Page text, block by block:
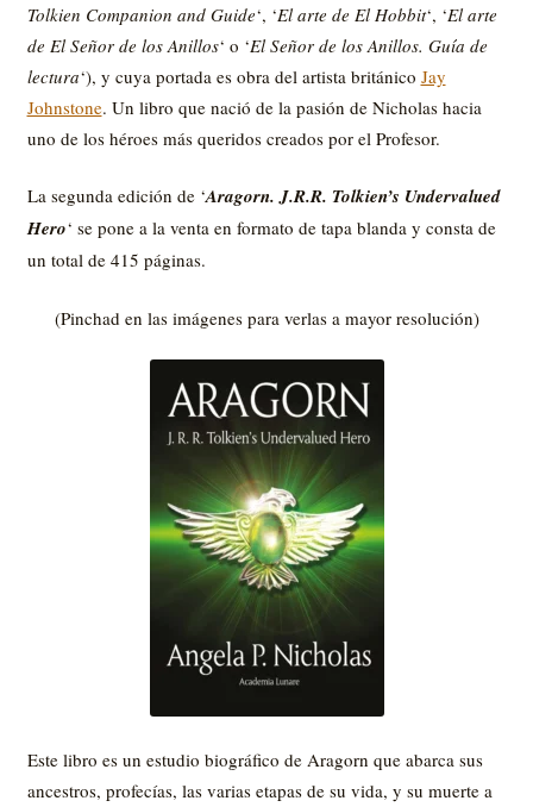
Tolkien Companion and Guide‘, ‘El arte de El Hobbit‘, ‘El arte
de El Señor de los Anillos‘ o ‘El Señor de los Anillos. Guía de
lectura‘), y cuya portada es obra del artista británico Jay
Johnstone. Un libro que nació de la pasión de Nicholas hacia
uno de los héroes más queridos creados por el Profesor.
La segunda edición de ‘Aragorn. J.R.R. Tolkien’s Undervalued
Hero‘ se pone a la venta en formato de tapa blanda y consta de
un total de 415 páginas.
(Pinchad en las imágenes para verlas a mayor resolución)
Este libro es un estudio biográfico de Aragorn que abarca sus
ancestros, profecías, las varias etapas de su vida, y su muerte a